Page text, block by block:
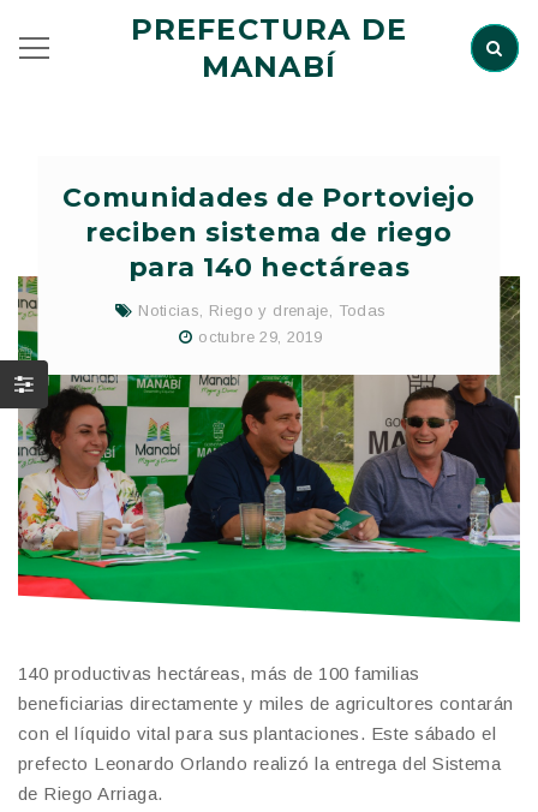
PREFECTURA DE
MANABÍ
Comunidades de Portoviejo
reciben sistema de riego
para 140 hectáreas
Noticias Riego y drenaje
Todas
octubre 29, 2019
140 productivas hectáreas, más de 100 familias
beneficiarias directamente y miles de agricultores contarán
con el líquido vital para sus plantaciones. Este sábado el
prefecto Leonardo Orlando realizó la entrega del Sistema
de Riego Arriaga.